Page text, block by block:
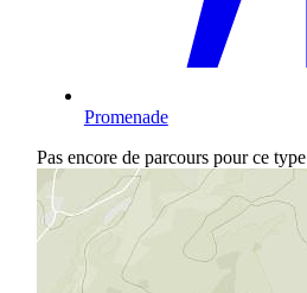
Promenade
Pas encore de parcours pour ce type